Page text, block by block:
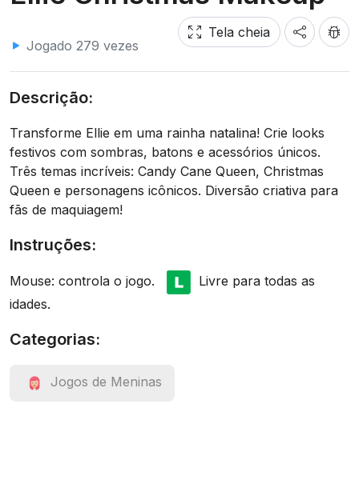
Jogado 279 vezes
Tela cheia
Descrição:
Transforme Ellie em uma rainha natalina! Crie looks
festivos com sombras, batons e acessórios únicos.
Três temas incríveis: Candy Cane Queen, Christmas
Queen e personagens icônicos. Diversão criativa para
fãs de maquiagem!
Instruções:
Mouse: controla o jogo.
Livre para todas as
idades.
Categorias:
Jogos de Meninas